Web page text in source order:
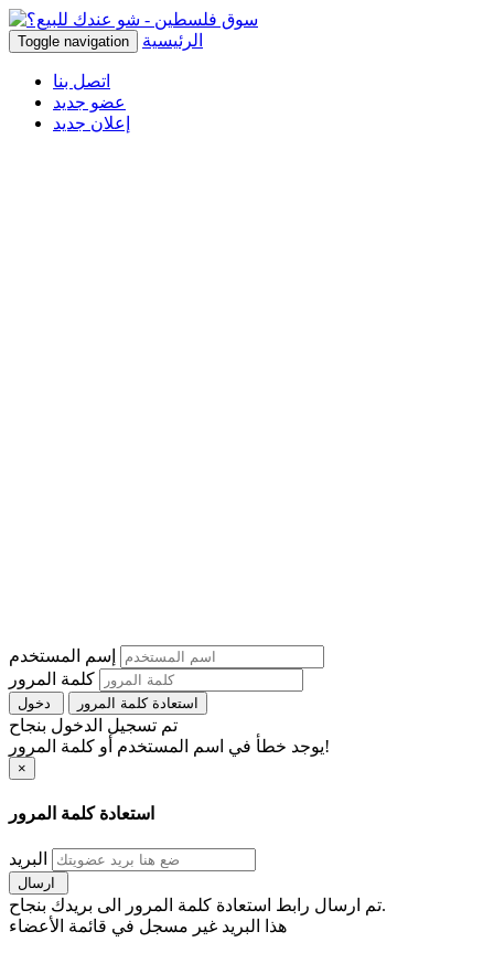
Toggle navigation الرئيسية
اتصل بنا
عضو جديد
إعلان جديد
إسم المستخدم
كلمة المرور
استعادة كلمة المرور
تم تسجيل الدخول بنجاح
يوجد خطأ في اسم المستخدم أو كلمة المرور!
×
استعادة كلمة المرور
البريد
تم ارسال رابط استعادة كلمة المرور الى بريدك بنجاح.
هذا البريد غير مسجل في قائمة الأعضاء